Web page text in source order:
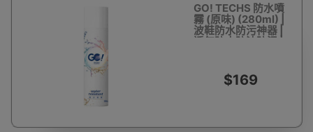
GO! TECHS 防水噴
霧 (原味) (280ml) |
波鞋防水防污神器 |
透氣防水防油防污 |
$169